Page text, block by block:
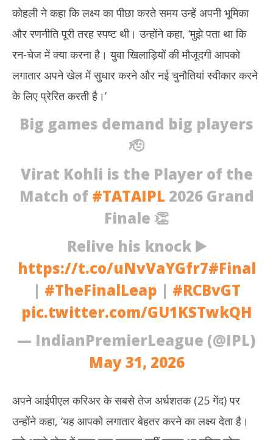
कोहली ने कहा कि लक्ष्य का पीछा करते समय उन्हें अपनी भूमिका
और रणनीति पूरी तरह स्पष्ट थी। उन्होंने कहा, ‘मुझे पता था कि
रन-चेज में क्या करना है। युवा खिलाड़ियों की मौजूदगी आपको
लगातार अपने खेल में सुधार करने और नई चुनौतियां स्वीकार करने
के लिए प्रेरित करती है।’
Big games demand big players
🫡
Virat Kohli is the Player of the
Match of #TATAIPL 2026 Grand
Finale 👏
Relive his knock ▶️
https://t.co/uNvVaYGfr7#Final
| #TheFinalLeap | #RCBvGT
pic.twitter.com/GU1KSTwkQH
— IndianPremierLeague (@IPL)
May 31, 2026
अपने आईपीएल करिअर के सबसे तेज अर्धशतक (25 गेंद) पर
उन्होंने कहा, ‘यह आपको लगातार बेहतर करने का लक्ष्य देता है।